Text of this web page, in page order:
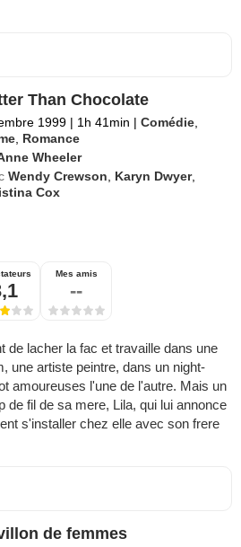
Than Chocolate
1999 | 1h 41min | Comédie
Romance
Wheeler
Wendy Crewson Karyn Dwyer,
Cox
Mes amis
--
de lacher la fac et travaille dans une
une artiste peintre, dans un night-
amoureuses l'une de l'autre. Mais un
de fil de sa mere, Lila, qui lui annonce
s'installer chez elle avec son frere
de femmes